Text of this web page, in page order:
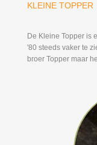
KLEINE TOPPER
De Kleine Topper is
'80 steeds vaker te
broer Topper maar